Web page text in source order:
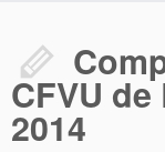
CFVU
2014